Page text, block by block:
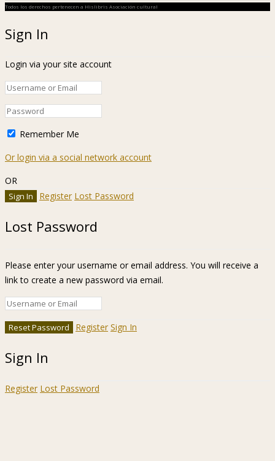
Todos los derechos pertenecen a Hislibris Asociación cultural
Sign In
Login via your site account
Remember Me
Or login via a social network account
OR
Register Lost Password
Lost Password
Please enter your username or email address. You will receive a
link to create a new password via email.
Register Sign In
Sign In
Register Lost Password